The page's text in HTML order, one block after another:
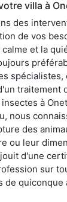
villa à
des
de vos
et la
spécialistes,
traitement
à
nous
des
ou leur
d'une
sur
de